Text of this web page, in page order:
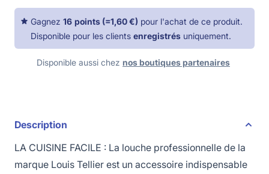
Gagnez 16 points (=1,60 €) pour l'achat de ce produit.
Disponible pour les clients enregistrés uniquement.
Disponible aussi chez nos boutiques partenaires
Description
LA CUISINE FACILE : La louche professionnelle de la
marque Louis Tellier est un accessoire indispensable